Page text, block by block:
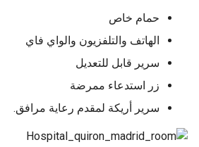
حمام خاص
الهاتف والتلفزيون والواي فاي
سرير قابل للتعديل
زر استدعاء ممرضة
سرير أريكة لمقدم رعاية مرافق.